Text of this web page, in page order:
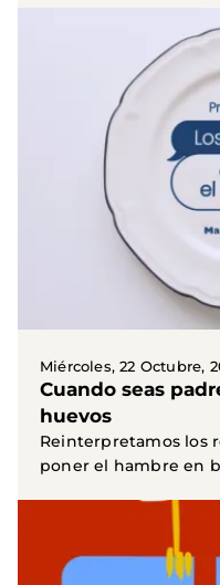
Miércoles, 22 Octubre,
Cuando seas
huevos
Reinterpretamos los
poner el hambre en